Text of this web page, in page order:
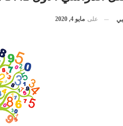
على مايو 4, 2020